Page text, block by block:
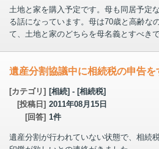
土地と家を購入予定です。母も同居予定
る話になっています。母は70歳と高齢な
て、土地と家のどちらを母名義とすべき
遺産分割協議中に相続税の申告を
[カテゴリ] [相続] - [相続税]
[投稿日] 2011年08月15日
[回答] 1件
遺産分割が行われていない状態で、相続